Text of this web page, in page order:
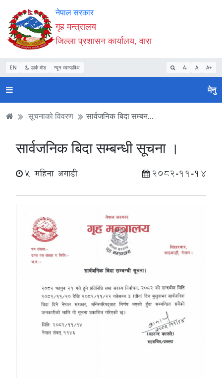
Accessibility
Mode
सुरु
गर्नुहोस्
सामाग्री
पढ्नुहाेस्
नेभिगेसन
पढ्नुहाेस्
वेबसाइट
खोजमा
जानुहोस्
नेपाल सरकार
गृह मन्त्रालय
जिल्ला प्रशासन कार्यालय, वारा
EN डार्क मोड न्यून व्यान्डविथ A- A A+
मेनु
सूचनाको विवरण सार्वजनिक बिदा सम्बन...
सार्वजनिक बिदा सम्बन्धी सूचना ।
5 महिना अगाडी 2082-11-14